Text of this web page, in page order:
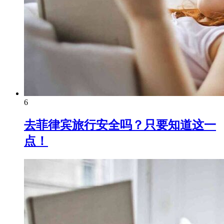
6
去菲律宾旅行安全吗？只要知道这一
点！